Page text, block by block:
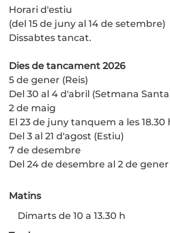
Horari d'estiu
(del 15 de juny al 14 de setembre)
Dissabtes tancat.
Dies de tancament 2026
5 de gener (Reis)
Del 30 al 4 d'abril (Setmana
2 de maig
El 23 de juny tanquem a les 18.30
Del 3 al 21 d'agost (Estiu)
7 de desembre
Del 24 de desembre al 2 de gener
Matins
Dimarts de 10 a 13.30 h